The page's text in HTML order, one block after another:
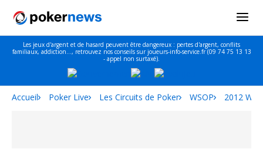
Les jeux d'argent et de hasard peuvent être dangereux : pertes d'argent, conflits
familiaux, addiction…, retrouvez nos conseils sur joueurs-info-service.fr (09 74 75 13 13
- appel non surtaxé).
Accueil Poker Live Les Circuits de Poker WSOP 2012